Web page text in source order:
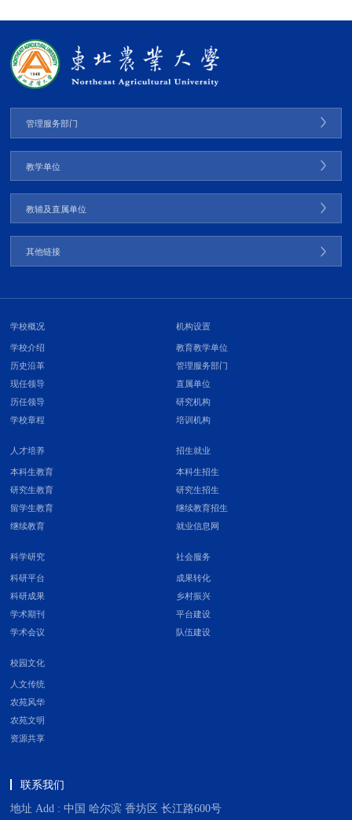
管理服务部门
教学单位
教辅及直属单位
其他链接
学校概况
学校介绍
历史沿革
现任领导
历任领导
学校章程
机构设置
教育教学单位
管理服务部门
直属单位
研究机构
培训机构
人才培养
本科生教育
研究生教育
留学生教育
继续教育
招生就业
本科生招生
研究生招生
继续教育招生
就业信息网
科学研究
科研平台
科研成果
学术期刊
学术会议
社会服务
成果转化
乡村振兴
平台建设
队伍建设
校园文化
人文传统
农苑风华
农苑文明
资源共享
联系我们
地址 Add : 中国 哈尔滨 香坊区 长江路600号